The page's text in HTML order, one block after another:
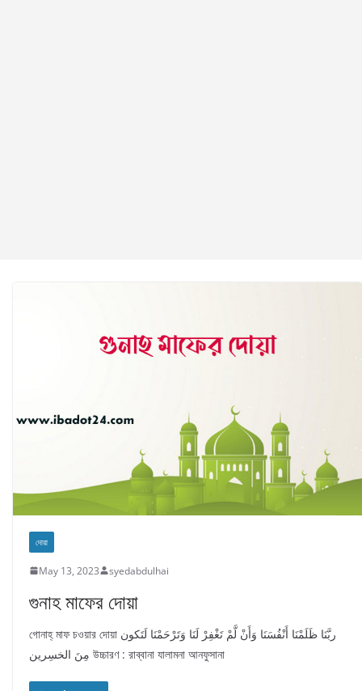
দোয়া
May 13, 2023 syedabdulhai
গুনাহ মাফের দোয়া
গোনাহ্ মাফ চওয়ার দোয়া ربَّنَا ظَلَمْنَا أَنْفُسَنَا وَأَنْ لَّمْ تَغْفِرْ لَنَا وَتَرْحَمْنَا لَتَكون
مِنَ الخسِرين উচ্চারণ : রাব্বানা যালামনা আনফুসানা